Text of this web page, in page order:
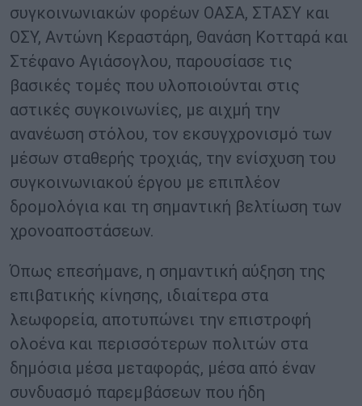
συγκοινωνιακών φορέων ΟΑΣΑ, ΣΤΑΣΥ και
ΟΣΥ, Αντώνη Κεραστάρη, Θανάση Κοτταρά και
Στέφανο Αγιάσογλου, παρουσίασε τις
βασικές τομές που υλοποιούνται στις
αστικές συγκοινωνίες, με αιχμή την
ανανέωση στόλου, τον εκσυγχρονισμό των
μέσων σταθερής τροχιάς, την ενίσχυση του
συγκοινωνιακού έργου με επιπλέον
δρομολόγια και τη σημαντική βελτίωση των
χρονοαποστάσεων.
Όπως επεσήμανε, η σημαντική αύξηση της
επιβατικής κίνησης, ιδιαίτερα στα
λεωφορεία, αποτυπώνει την επιστροφή
ολοένα και περισσότερων πολιτών στα
δημόσια μέσα μεταφοράς, μέσα από έναν
συνδυασμό παρεμβάσεων που ήδη